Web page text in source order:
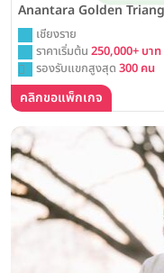
Anantara Golden
เชียงราย
ราคาเริ่มต้น 250,000+ บาท
รองรับแขกสูงสุด 300 คน
คลิกขอแพ็กเกจ